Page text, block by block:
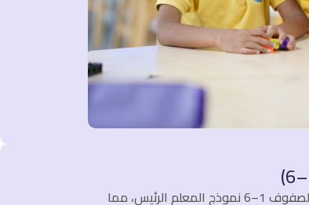
في مدرسة فنلندا عمان، يتبع الطلاب في الصفوف 1–6 نموذج المعلم الرئيس، مما